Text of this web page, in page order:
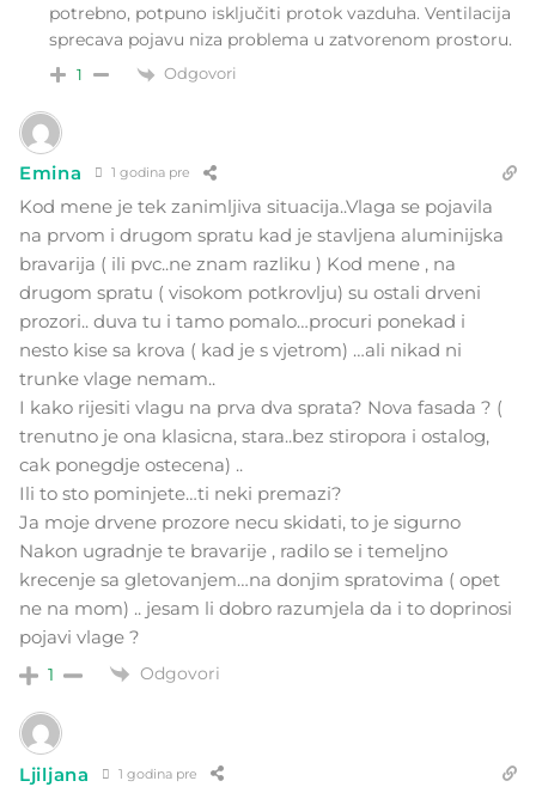
potrebno, potpuno isključiti protok vazduha. Ventilacija
sprecava pojavu niza problema u zatvorenom prostoru.
1 Odgovori
Emina 1 godina pre
Kod mene je tek zanimljiva situacija..Vlaga se pojavila
na prvom i drugom spratu kad je stavljena aluminijska
bravarija ( ili pvc..ne znam razliku ) Kod mene , na
drugom spratu ( visokom potkrovlju) su ostali drveni
prozori.. duva tu i tamo pomalo…procuri ponekad i
nesto kise sa krova ( kad je s vjetrom) …ali nikad ni
trunke vlage nemam..
I kako rijesiti vlagu na prva dva sprata? Nova fasada ? (
trenutno je ona klasicna, stara..bez stiropora i ostalog,
cak ponegdje ostecena) ..
Ili to sto pominjete…ti neki premazi?
Ja moje drvene prozore necu skidati, to je sigurno
Nakon ugradnje te bravarije , radilo se i temeljno
krecenje sa gletovanjem…na donjim spratovima ( opet
ne na mom) .. jesam li dobro razumjela da i to doprinosi
pojavi vlage ?
1 Odgovori
Ljiljana 1 godina pre